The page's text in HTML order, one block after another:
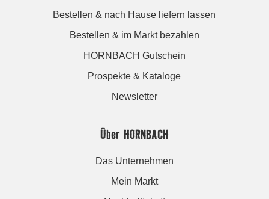
Bestellen & nach Hause liefern lassen
Bestellen & im Markt bezahlen
HORNBACH Gutschein
Prospekte & Kataloge
Newsletter
Über HORNBACH
Das Unternehmen
Mein Markt